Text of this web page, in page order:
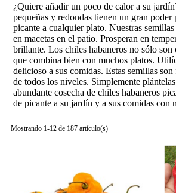
¿Quiere añadir un poco de calor a su
pequeñas y redondas tienen un gran
picante a cualquier plato. Nuestras
en macetas en el patio. Prosperan en
brillante. Los chiles habaneros no sólo
que combina bien con muchos platos.
delicioso a sus comidas. Estas semillas
de todos los niveles. Simplemente
abundante cosecha de chiles habaneros
de picante a su jardín y a sus comidas con
Mostrando 1-12 de 187 artículo(s)